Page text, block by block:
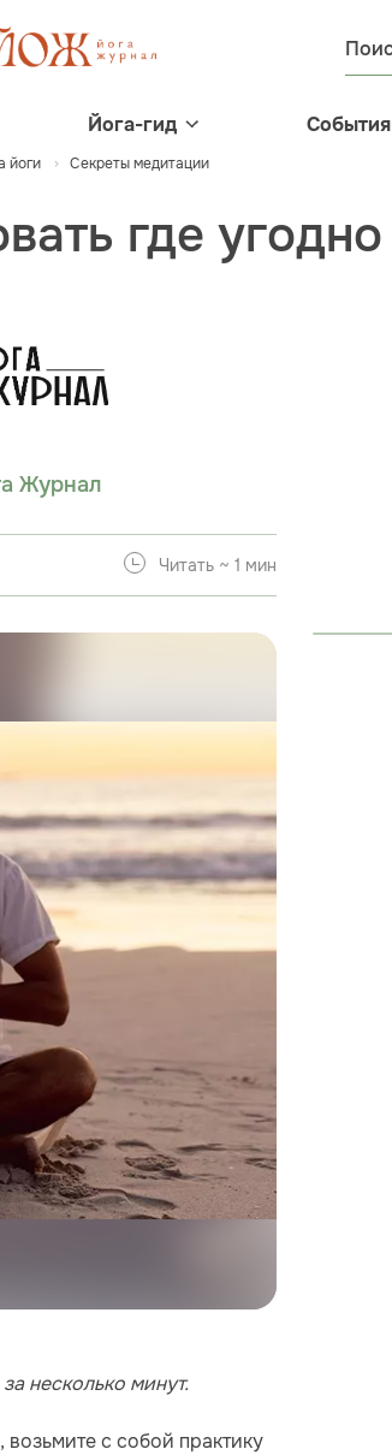
Йога-гид События
йоги Секреты медитации
где угодно
Журнал
Читать ~ 1 мин
несколько минут.
с собой практику